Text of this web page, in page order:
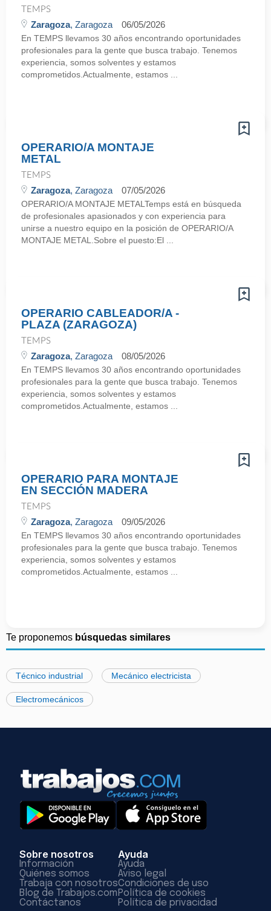
TEMPS
Zaragoza, Zaragoza 06/05/2026
En TEMPS llevamos 30 años encontrando oportunidades
profesionales para la gente que busca trabajo. Tenemos
experiencia, somos solventes y estamos
comprometidos.Actualmente, estamos ...
OPERARIO/A MONTAJE
METAL
TEMPS
Zaragoza, Zaragoza 07/05/2026
OPERARIO/A MONTAJE METALTemps está en búsqueda
de profesionales apasionados y con experiencia para
unirse a nuestro equipo en la posición de OPERARIO/A
MONTAJE METAL.Sobre el puesto:El ...
OPERARIO CABLEADOR/A -
PLAZA (ZARAGOZA)
TEMPS
Zaragoza, Zaragoza 08/05/2026
En TEMPS llevamos 30 años encontrando oportunidades
profesionales para la gente que busca trabajo. Tenemos
experiencia, somos solventes y estamos
comprometidos.Actualmente, estamos ...
OPERARIO PARA MONTAJE
EN SECCIÓN MADERA
TEMPS
Zaragoza, Zaragoza 09/05/2026
En TEMPS llevamos 30 años encontrando oportunidades
profesionales para la gente que busca trabajo. Tenemos
experiencia, somos solventes y estamos
comprometidos.Actualmente, estamos ...
Te proponemos búsquedas similares
Técnico industrial Mecánico electricista
Electromecánicos
Sobre nosotros
Información
Quiénes somos
Trabaja con nosotros
Blog de Trabajos.com
Contáctanos
Ayuda
Ayuda
Aviso legal
Condiciones de uso
Política de cookies
Política de privacidad